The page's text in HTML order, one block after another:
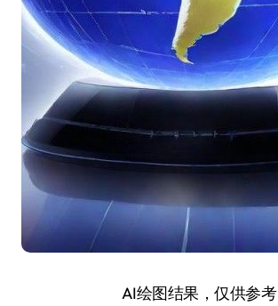
AI绘图结果，仅供参考